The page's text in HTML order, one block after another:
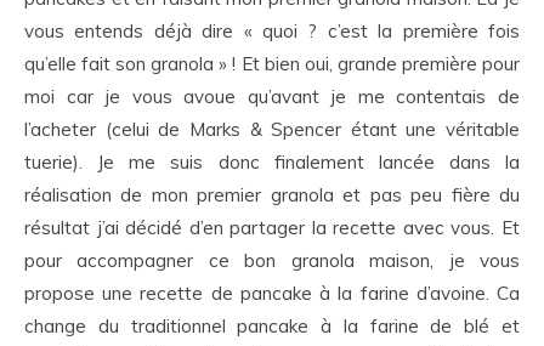
vous entends déjà dire « quoi ? c’est la première fois
qu’elle fait son granola » ! Et bien oui, grande première pour
moi car je vous avoue qu’avant je me contentais de
l’acheter (celui de Marks & Spencer étant une véritable
tuerie). Je me suis donc finalement lancée dans la
réalisation de mon premier granola et pas peu fière du
résultat j’ai décidé d’en partager la recette avec vous. Et
pour accompagner ce bon granola maison, je vous
propose une recette de pancake à la farine d’avoine. Ca
change du traditionnel pancake à la farine de blé et